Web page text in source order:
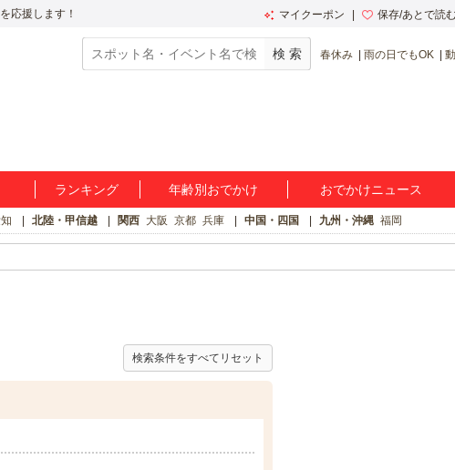
応援します！ マイクーポン 保存/あとで読
春休み 雨の日でもOK
ランキング 年齢別おでかけ おでかけニュース
北陸・甲信越 関西 大阪 京都 兵庫 中国・四国 九州・沖縄 福岡
検索条件をすべてリセット